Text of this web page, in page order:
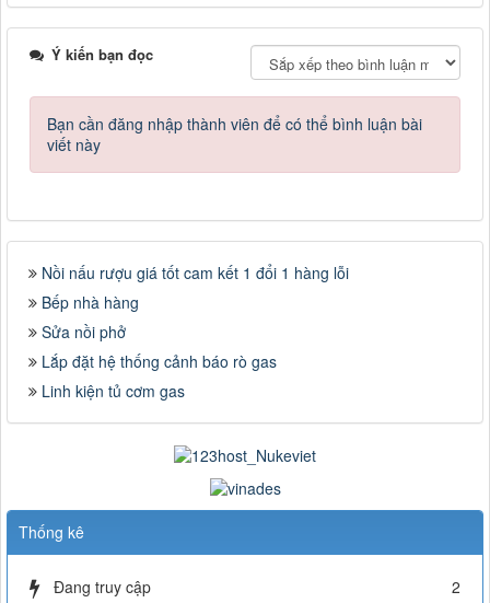
Ý kiến bạn đọc
Bạn cần đăng nhập thành viên để có thể bình luận bài
viết này
Nồi nấu rượu giá tốt cam kết 1 đổi 1 hàng lỗi
Bếp nhà hàng
Sửa nồi phở
Lắp đặt hệ thống cảnh báo rò gas
Linh kiện tủ cơm gas
Thống kê
Đang truy cập 2